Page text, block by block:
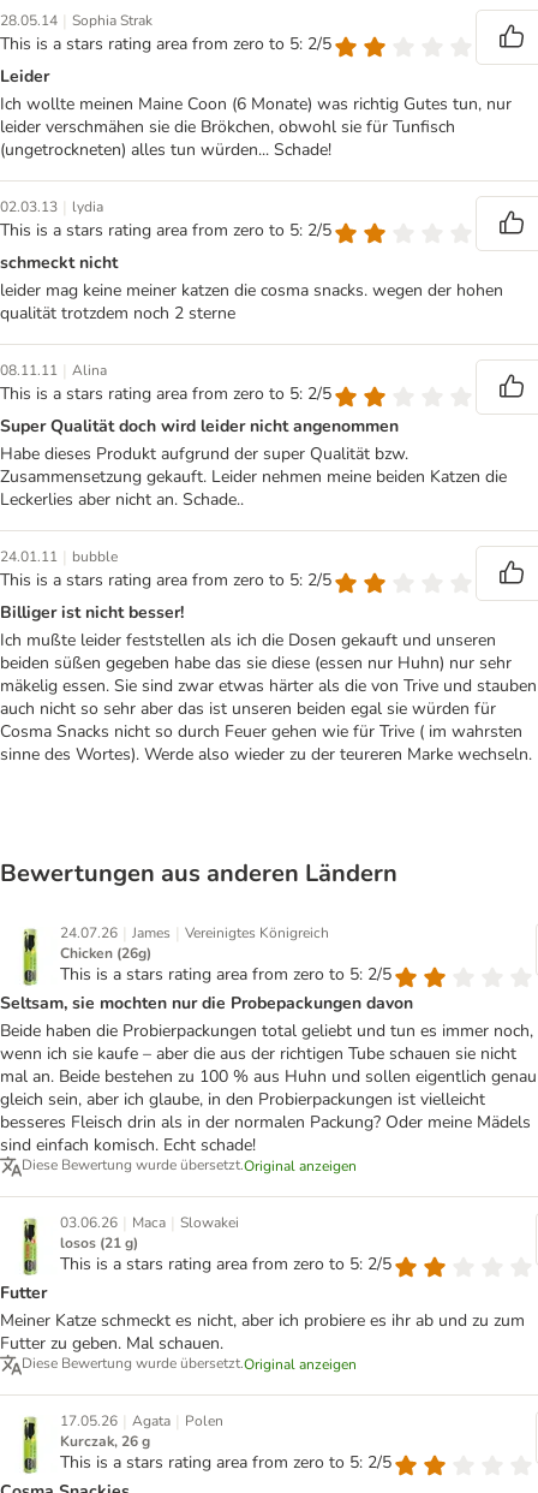
28.05.14 | Sophia Strak
This is a stars rating area from zero to 5: 2/5
Leider
Ich wollte meinen Maine Coon (6 Monate) was richtig Gutes tun, nur
leider verschmähen sie die Brökchen, obwohl sie für Tunfisch
(ungetrockneten) alles tun würden... Schade!
02.03.13 | lydia
This is a stars rating area from zero to 5: 2/5
schmeckt nicht
leider mag keine meiner katzen die cosma snacks. wegen der hohen
qualität trotzdem noch 2 sterne
08.11.11 | Alina
This is a stars rating area from zero to 5: 2/5
Super Qualität doch wird leider nicht angenommen
Habe dieses Produkt aufgrund der super Qualität bzw.
Zusammensetzung gekauft. Leider nehmen meine beiden Katzen die
Leckerlies aber nicht an. Schade..
24.01.11 | bubble
This is a stars rating area from zero to 5: 2/5
Billiger ist nicht besser!
Ich mußte leider feststellen als ich die Dosen gekauft und unseren
beiden süßen gegeben habe das sie diese (essen nur Huhn) nur sehr
mäkelig essen. Sie sind zwar etwas härter als die von Trive und stauben
auch nicht so sehr aber das ist unseren beiden egal sie würden für
Cosma Snacks nicht so durch Feuer gehen wie für Trive ( im wahrsten
sinne des Wortes). Werde also wieder zu der teureren Marke wechseln.
Bewertungen aus anderen Ländern
24.07.26 | James | Vereinigtes Königreich
Chicken (26g)
This is a stars rating area from zero to 5: 2/5
Seltsam, sie mochten nur die Probepackungen davon
Beide haben die Probierpackungen total geliebt und tun es immer noch,
wenn ich sie kaufe – aber die aus der richtigen Tube schauen sie nicht
mal an. Beide bestehen zu 100 % aus Huhn und sollen eigentlich genau
gleich sein, aber ich glaube, in den Probierpackungen ist vielleicht
besseres Fleisch drin als in der normalen Packung? Oder meine Mädels
sind einfach komisch. Echt schade!
Diese Bewertung wurde übersetzt.Original anzeigen
03.06.26 | Maca | Slowakei
losos (21 g)
This is a stars rating area from zero to 5: 2/5
Futter
Meiner Katze schmeckt es nicht, aber ich probiere es ihr ab und zu zum
Futter zu geben. Mal schauen.
Diese Bewertung wurde übersetzt.Original anzeigen
17.05.26 | Agata | Polen
Kurczak, 26 g
This is a stars rating area from zero to 5: 2/5